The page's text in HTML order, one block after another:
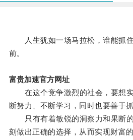
人生犹如一场马拉松，谁能抓住
前。
富贵加速官方网址
在这个竞争激烈的社会，要想实
断努力、不断学习，同时也要善于抓
只有有着敏锐的洞察力和果断的
刻做出正确的选择，从而实现财富的